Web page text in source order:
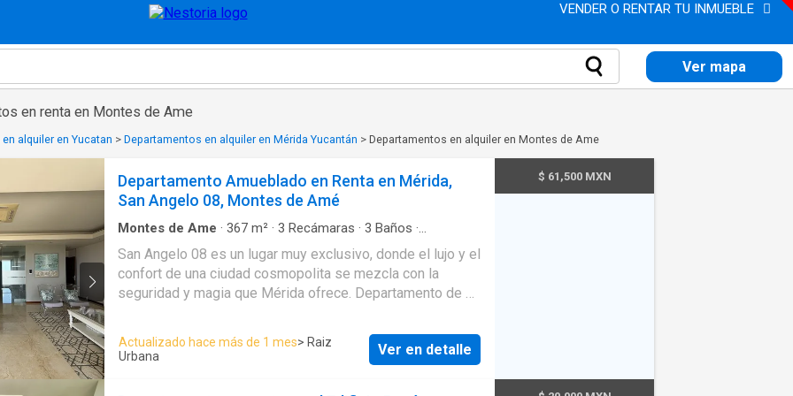
VENDER O RENTAR TU INMUEBLE
Ver mapa
en renta en Montes de Ame
alquiler en Yucatan > Departamentos en alquiler en Mérida Yucantán > Departamentos en alquiler en Montes de Ame
Departamento Amueblado en Renta en Mérida,
San Angelo 08, Montes de Amé
Montes de Ame · 367 m² · 3 Recámaras · 3 Baños ·
equipada·Jardín·Gimnasio ·Elevador·Alberca·Terraza
San Angelo 08 es un lugar muy exclusivo, donde el lujo y el
confort de una ciudad cosmopolita se mezcla con la
seguridad y magia que Mérida ofrece. Departamento de 1
Baños - Sala - Comedor -Sala de T.V. - Cocina vestida con
barra de cuarzo, refrigerador, estufa, microondas y
lavaplatos - Cuarto de servicio con baño - Cuarto de lavado
Actualizado hace más de 1 mes> Raiz
Urbana
Ver en detalle
$ 61,500 MXN